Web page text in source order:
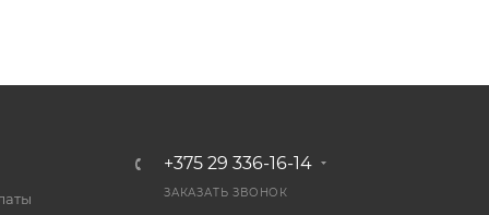
+375 29 336-16-14
ЗАКАЗАТЬ ЗВОНОК